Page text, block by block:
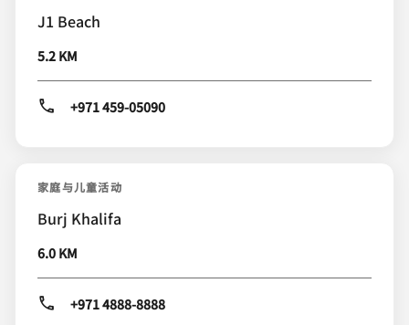
J1 Beach
5.2 KM
+971 459-05090
家庭与儿童活动
Burj Khalifa
6.0 KM
+971 4888-8888